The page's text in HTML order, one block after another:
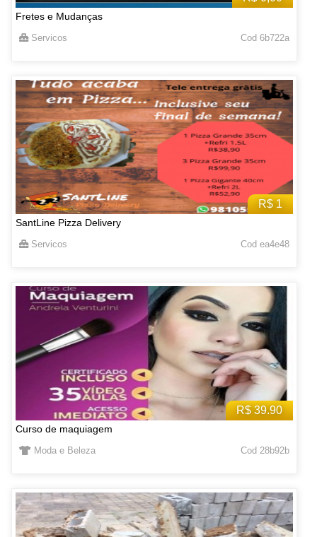
Fretes e Mudanças
Servicos Cod 6b722a
R$ 1
SantLine Pizza Delivery
Servicos Cod ea4e48
R$ 39.90
Curso de maquiagem
Moda e Beleza Cod 28b92b